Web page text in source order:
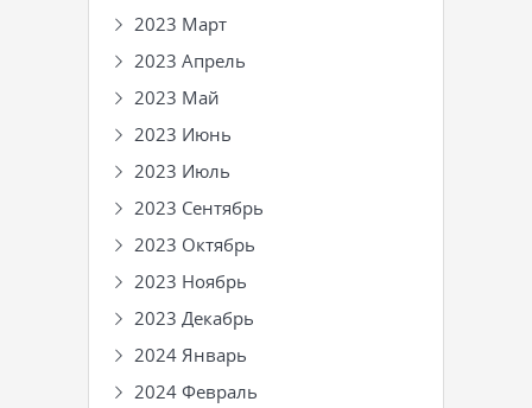
2023 Март
2023 Апрель
2023 Май
2023 Июнь
2023 Июль
2023 Сентябрь
2023 Октябрь
2023 Ноябрь
2023 Декабрь
2024 Январь
2024 Февраль